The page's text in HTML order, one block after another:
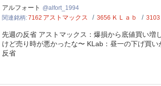
alfort_1994
アルフォート alfort_1994
関連銘柄 7162 アストマックス 3656 ＫＬａｂ 3103
先週の反省 アストマックス：爆損から底値買い増
けど売り時が悪かったな〜 KLab：昼一の下げ買
反省